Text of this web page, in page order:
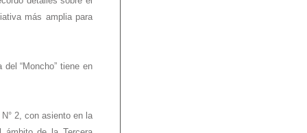
más amplia para
“Moncho” tiene en
2, con asiento en la